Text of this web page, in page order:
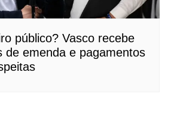
público? Vasco recebe
de emenda e pagamentos